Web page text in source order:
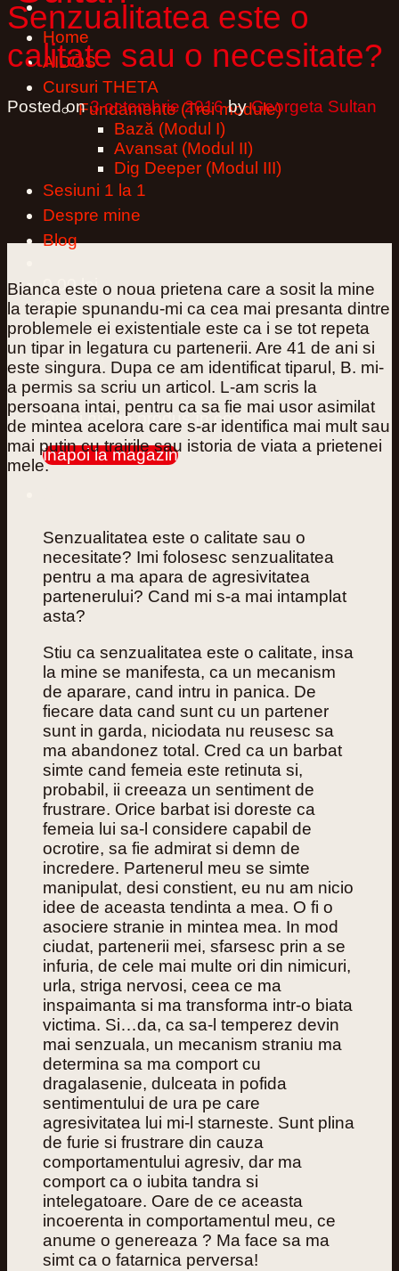
Home
AIDŌS
Cursuri THETA
Fundamente (Trei module)
Bază (Modul I)
Avansat (Modul II)
Dig Deeper (Modul III)
Sesiuni 1 la 1
Despre mine
Blog
0,00lei 0
Coș
Nu ai niciun produs în coș.
Înapoi la magazin
Senzualitatea este o
calitate sau o necesitate?
Posted on3 octombrie 2016 byGeorgeta Sultan
Bianca este o noua prietena care a sosit la mine
la terapie spunandu-mi ca cea mai presanta dintre
problemele ei existentiale este ca i se tot repeta
un tipar in legatura cu partenerii. Are 41 de ani si
este singura. Dupa ce am identificat tiparul, B. mi-
a permis sa scriu un articol. L-am scris la
persoana intai, pentru ca sa fie mai usor asimilat
de mintea acelora care s-ar identifica mai mult sau
mai putin cu trairile sau istoria de viata a prietenei
mele.
Senzualitatea este o calitate sau o
necesitate? Imi folosesc senzualitatea
pentru a ma apara de agresivitatea
partenerului? Cand mi s-a mai intamplat
asta?
Stiu ca senzualitatea este o calitate, insa
la mine se manifesta, ca un mecanism
de aparare, cand intru in panica. De
fiecare data cand sunt cu un partener
sunt in garda, niciodata nu reusesc sa
ma abandonez total. Cred ca un barbat
simte cand femeia este retinuta si,
probabil, ii creeaza un sentiment de
frustrare. Orice barbat isi doreste ca
femeia lui sa-l considere capabil de
ocrotire, sa fie admirat si demn de
incredere. Partenerul meu se simte
manipulat, desi constient, eu nu am nicio
idee de aceasta tendinta a mea. O fi o
asociere stranie in mintea mea. In mod
ciudat, partenerii mei, sfarsesc prin a se
infuria, de cele mai multe ori din nimicuri,
urla, striga nervosi, ceea ce ma
inspaimanta si ma transforma intr-o biata
victima. Si…da, ca sa-l temperez devin
mai senzuala, un mecanism straniu ma
determina sa ma comport cu
dragalasenie, dulceata in pofida
sentimentului de ura pe care
agresivitatea lui mi-l starneste. Sunt plina
de furie si frustrare din cauza
comportamentului agresiv, dar ma
comport ca o iubita tandra si
intelegatoare. Oare de ce aceasta
incoerenta in comportamentul meu, ce
anume o genereaza ? Ma face sa ma
simt ca o fatarnica perversa!